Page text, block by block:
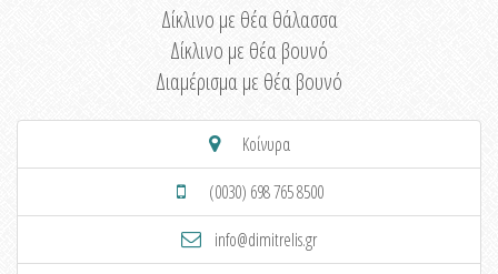
Δίκλινο με θέα θάλασσα
Δίκλινο με θέα βουνό
Διαμέρισμα με θέα βουνό
Κοίνυρα
(0030) 698 765 8500
info@dimitrelis.gr